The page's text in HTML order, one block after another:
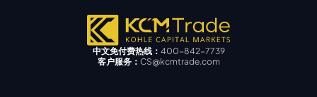
中文免付费热线： 400-842-7739
客户服务： CS@kcmtrade.com